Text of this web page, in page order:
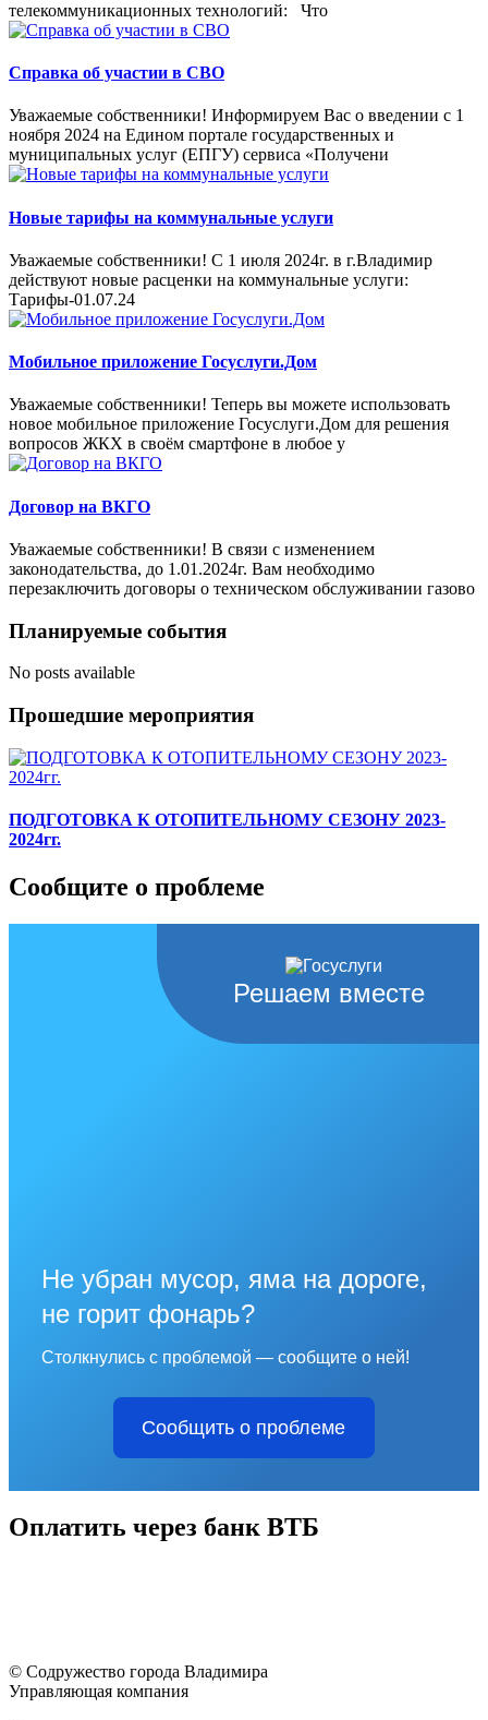
телекоммуникационных технологий: Что
Справка об участии в СВО
Уважаемые собственники! Информируем Вас о введении с 1
ноября 2024 на Едином портале государственных и
муниципальных услуг (ЕПГУ) сервиса «Получени
Новые тарифы на коммунальные услуги
Уважаемые собственники! С 1 июля 2024г. в г.Владимир
действуют новые расценки на коммунальные услуги:
Тарифы-01.07.24
Мобильное приложение Госуслуги.Дом
Уважаемые собственники! Теперь вы можете использовать
новое мобильное приложение Госуслуги.Дом для решения
вопросов ЖКХ в своём смартфоне в любое у
Договор на ВКГО
Уважаемые собственники! В связи с изменением
законодательства, до 1.01.2024г. Вам необходимо
перезаключить договоры о техническом обслуживании газово
Планируемые события
No posts available
Прошедшие мероприятия
ПОДГОТОВКА К ОТОПИТЕЛЬНОМУ СЕЗОНУ 2023-
2024гг.
Сообщите о проблеме
Решаем вместе
Не убран мусор, яма на дороге,
не горит фонарь?
Столкнулись с проблемой — сообщите о ней!
Сообщить о проблеме
Оплатить через банк ВТБ
© Содружество города Владимира
Управляющая компания